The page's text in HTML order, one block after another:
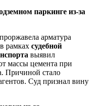
паркинге из-за
арматура
рамках судебной
выявил
массы цемента при
Причиной стало
Суд признал вину